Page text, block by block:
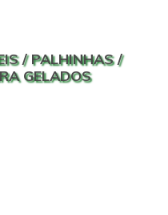
/ PALHINHAS /
GELADOS